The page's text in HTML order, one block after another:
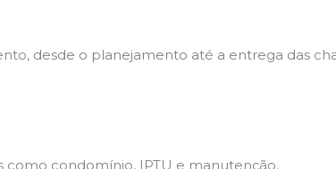
desde o planejamento até a entrega das
condomínio, IPTU e manutenção.